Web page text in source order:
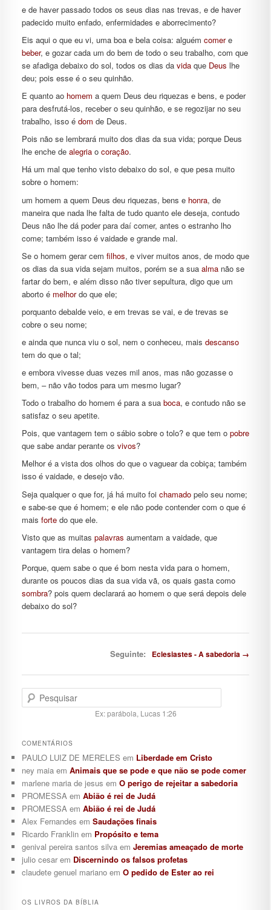
e de haver passado todos os seus dias nas trevas, e de haver
padecido muito enfado, enfermidades e aborrecimento?
Eis aqui o que eu vi, uma boa e bela coisa: alguém comere
beber, e gozar cada um do bem de todo o seu trabalho, com que
se afadiga debaixo do sol, todos os dias da vidaque Deus lhe
deu; pois esse é o seu quinhão.
E quanto ao homem a quem Deus deu riquezas e bens, e poder
para desfrutá-los, receber o seu quinhão, e se regozijar no seu
trabalho, isso é dom de Deus.
Pois não se lembrará muito dos dias da sua vida; porque Deus
lhe enche de alegriao coração.
Há um mal que tenho visto debaixo do sol, e que pesa muito
sobre o homem:
um homem a quem Deus deu riquezas, bens e honra, de
maneira que nada lhe falta de tudo quanto ele deseja, contudo
Deus não lhe dá poder para daí comer, antes o estranho lho
come; também isso é vaidade e grande mal.
Se o homem gerar cem filhos, e viver muitos anos, de modo que
os dias da sua vida sejam muitos, porém se a sua almanão se
fartar do bem, e além disso não tiver sepultura, digo que um
aborto é melhordo que ele;
porquanto debalde veio, e em trevas se vai, e de trevas se
cobre o seu nome;
e ainda que nunca viu o sol, nem o conheceu, mais descanso
tem do que o tal;
e embora vivesse duas vezes mil anos, mas não gozasse o
bem, – não vão todos para um mesmo lugar?
Todo o trabalho do homem é para a sua boca, e contudo não se
satisfaz o seu apetite.
Pois, que vantagem tem o sábio sobre o tolo? e que tem o pobre
que sabe andar perante os vivos?
Melhor é a vista dos olhos do que o vaguear da cobiça; também
isso é vaidade, e desejo vão.
Seja qualquer o que for, já há muito foi chamadopelo seu nome;
e sabe-se que é homem; e ele não pode contender com o que é
mais fortedo que ele.
Visto que as muitas palavras aumentam a vaidade, que
vantagem tira delas o homem?
Porque, quem sabe o que é bom nesta vida para o homem,
durante os poucos dias da sua vida vã, os quais gasta como
sombra? pois quem declarará ao homem o que será depois dele
debaixo do sol?
Seguinte: Eclesiastes - A sabedoria →
Pesquisar
Ex: parábola, Lucas 1:26
COMENTÁRIOS
PAULO LUIZ DE MERELES em Liberdade em Cristo
ney maiaem Animais que se pode e que não se pode comer
marlene maria de jesus em O perigo de rejeitar a sabedoria
PROMESSA em Abião é rei de Judá
PROMESSA em Abião é rei de Judá
Alex Fernandes em Saudações finais
Ricardo Franklinem Propósito e tema
genival pereira santos silvaem Jeremias ameaçado de morte
julio cesarem Discernindo os falsos profetas
claudete genuel marianoem O pedido de Ester ao rei
OS LIVROS DA BÍBLIA